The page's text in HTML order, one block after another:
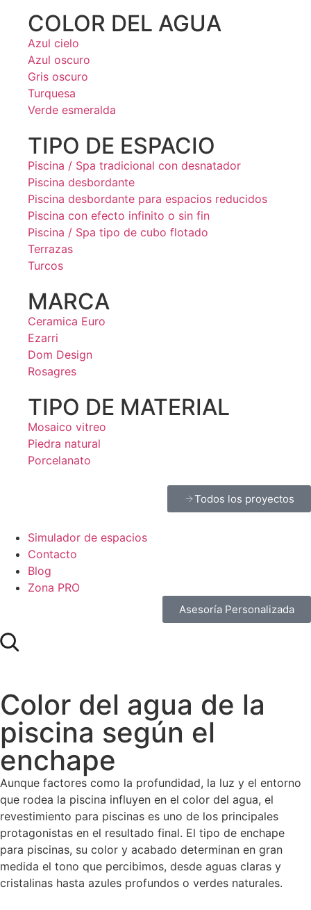
COLOR DEL AGUA
Azul cielo
Azul oscuro
Gris oscuro
Turquesa
Verde esmeralda
TIPO DE ESPACIO
Piscina / Spa tradicional con desnatador
Piscina desbordante
Piscina desbordante para espacios reducidos
Piscina con efecto infinito o sin fin
Piscina / Spa tipo de cubo flotado
Terrazas
Turcos
MARCA
Ceramica Euro
Ezarri
Dom Design
Rosagres
TIPO DE MATERIAL
Mosaico vitreo
Piedra natural
Porcelanato
Todos los proyectos
Simulador de espacios
Contacto
Blog
Zona PRO
Asesoría Personalizada
Color del agua de la
piscina según el
enchape
Aunque factores como la profundidad, la luz y el entorno
que rodea la piscina influyen en el color del agua, el
revestimiento para piscinas es uno de los principales
protagonistas en el resultado final. El tipo de enchape
para piscinas, su color y acabado determinan en gran
medida el tono que percibimos, desde aguas claras y
cristalinas hasta azules profundos o verdes naturales.